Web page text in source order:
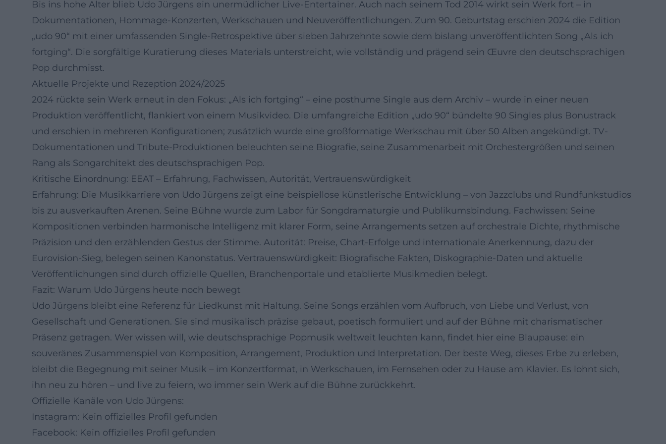
Bis ins hohe Alter blieb Udo Jürgens ein unermüdlicher Live-Entertainer. Auch nach seinem Tod 2014 wirkt sein Werk fort – in
Dokumentationen, Hommage-Konzerten, Werkschauen und Neuveröffentlichungen. Zum 90. Geburtstag erschien 2024 die Edition
„udo 90“ mit einer umfassenden Single-Retrospektive über sieben Jahrzehnte sowie dem bislang unveröffentlichten Song „Als ich
fortging“. Die sorgfältige Kuratierung dieses Materials unterstreicht, wie vollständig und prägend sein Œuvre den deutschsprachigen
Pop durchmisst.
Aktuelle Projekte und Rezeption 2024/2025
2024 rückte sein Werk erneut in den Fokus: „Als ich fortging“ – eine posthume Single aus dem Archiv – wurde in einer neuen
Produktion veröffentlicht, flankiert von einem Musikvideo. Die umfangreiche Edition „udo 90“ bündelte 90 Singles plus Bonustrack
und erschien in mehreren Konfigurationen; zusätzlich wurde eine großformatige Werkschau mit über 50 Alben angekündigt. TV-
Dokumentationen und Tribute-Produktionen beleuchten seine Biografie, seine Zusammenarbeit mit Orchestergrößen und seinen
Rang als Songarchitekt des deutschsprachigen Pop.
Kritische Einordnung: EEAT – Erfahrung, Fachwissen, Autorität, Vertrauenswürdigkeit
Erfahrung: Die Musikkarriere von Udo Jürgens zeigt eine beispiellose künstlerische Entwicklung – von Jazzclubs und Rundfunkstudios
bis zu ausverkauften Arenen. Seine Bühne wurde zum Labor für Songdramaturgie und Publikumsbindung. Fachwissen: Seine
Kompositionen verbinden harmonische Intelligenz mit klarer Form, seine Arrangements setzen auf orchestrale Dichte, rhythmische
Präzision und den erzählenden Gestus der Stimme. Autorität: Preise, Chart-Erfolge und internationale Anerkennung, dazu der
Eurovision-Sieg, belegen seinen Kanonstatus. Vertrauenswürdigkeit: Biografische Fakten, Diskographie-Daten und aktuelle
Veröffentlichungen sind durch offizielle Quellen, Branchenportale und etablierte Musikmedien belegt.
Fazit: Warum Udo Jürgens heute noch bewegt
Udo Jürgens bleibt eine Referenz für Liedkunst mit Haltung. Seine Songs erzählen vom Aufbruch, von Liebe und Verlust, von
Gesellschaft und Generationen. Sie sind musikalisch präzise gebaut, poetisch formuliert und auf der Bühne mit charismatischer
Präsenz getragen. Wer wissen will, wie deutschsprachige Popmusik weltweit leuchten kann, findet hier eine Blaupause: ein
souveränes Zusammenspiel von Komposition, Arrangement, Produktion und Interpretation. Der beste Weg, dieses Erbe zu erleben,
bleibt die Begegnung mit seiner Musik – im Konzertformat, in Werkschauen, im Fernsehen oder zu Hause am Klavier. Es lohnt sich,
ihn neu zu hören – und live zu feiern, wo immer sein Werk auf die Bühne zurückkehrt.
Offizielle Kanäle von Udo Jürgens:
Instagram: Kein offizielles Profil gefunden
Facebook: Kein offizielles Profil gefunden